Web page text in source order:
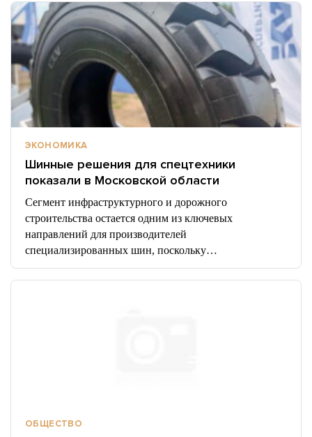
ЭКОНОМИКА
Шинные решения для спецтехники
показали в Московской области
Сегмент инфраструктурного и дорожного
строительства остается одним из ключевых
направлений для производителей
специализированных шин, поскольку…
ОБЩЕСТВО